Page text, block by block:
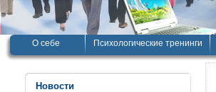
О себе Психологические тренинги
Новости